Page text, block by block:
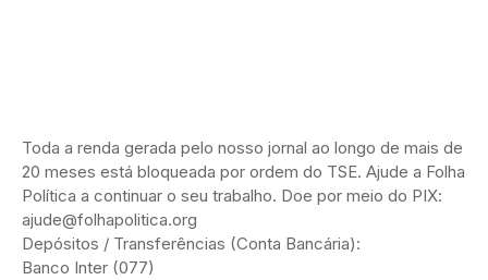
Toda a renda gerada pelo nosso jornal ao longo de mais de
20 meses está bloqueada por ordem do TSE. Ajude a Folha
Política a continuar o seu trabalho. Doe por meio do PIX:
ajude@folhapolitica.org
Depósitos / Transferências (Conta Bancária):
Banco Inter (077)